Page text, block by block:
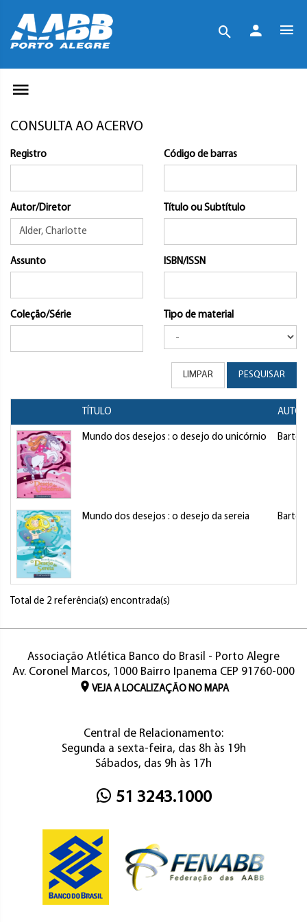
CONSULTA AO ACERVO
Registro Código de barras
Autor/Diretor Título ou Subtítulo
Assunto ISBN/ISSN
Coleção/Série Tipo de material
LIMPAR PESQUISAR
TÍTULO
Mundo dos desejos : o desejo do unicórnio
Mundo dos desejos : o desejo da sereia
Total de 2 referência(s) encontrada(s)
Associação Atlética Banco do Brasil - Porto Alegre
Av. Coronel Marcos, 1000 Bairro Ipanema CEP 91760-000
VEJA A LOCALIZAÇÃO NO MAPA
Central de Relacionamento:
Segunda a sexta-feira, das 8h às 19h
Sábados, das 9h às 17h
51 3243.1000